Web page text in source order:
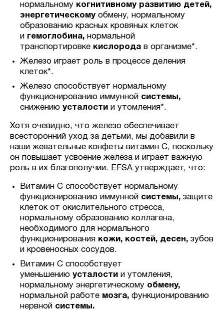
нормальному когнитивному развитию детей,
энергетическому обмену, нормальному
образованию красных кровяных клеток
и гемоглобина, нормальной
транспортировке кислорода в организме*.
Железо играет роль в процессе деления
клеток*.
Железо способствует нормальному
функционированию иммунной системы,
снижению усталости и утомления*.
Хотя очевидно, что железо обеспечивает
всесторонний уход за детьми, мы добавили в
наши жевательные конфеты витамин С, поскольку
он повышает усвоение железа и играет важную
роль в их благополучии. EFSA утверждает, что:
Витамин С способствует нормальному
функционированию иммунной системы, защите
клеток от окислительного стресса,
нормальному образованию коллагена,
необходимого для нормального
функционирования кожи, костей, десен, зубов
и кровеносных сосудов.
Витамин С способствует
уменьшению усталости и утомления,
нормальному энергетическому обмену,
нормальной работе мозга, функционированию
нервной системы.